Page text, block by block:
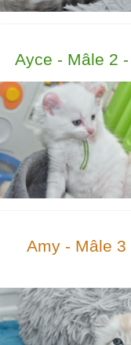
Ayce - Mâle 2
Amy - Mâle 3